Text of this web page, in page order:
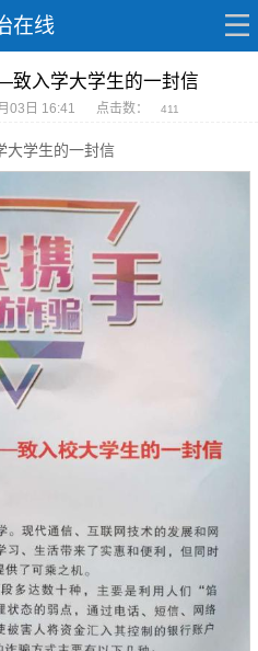
在线
入学大学生的一封信
03日 16:41 点击数： 411
学生的一封信